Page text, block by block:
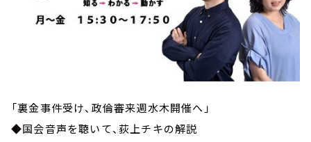
「裏金事件受け、政倫審来週水木開催へ」
◆国会音声を聴いて、荻上チキの解説